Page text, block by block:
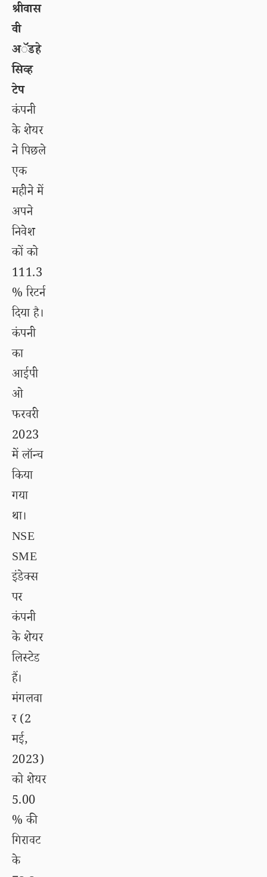
श्रीवास
वी
अॅडहे
सिव्ह
टेप
कंपनी
के शेयर
ने पिछले
एक
महीने में
अपने
निवेश
कों को
111.3
% रिटर्न
दिया है।
कंपनी
का
आईपी
ओ
फरवरी
2023
में लॉन्च
किया
गया
था।
NSE
SME
इंडेक्स
पर
कंपनी
के शेयर
लिस्टेड
हैं।
मंगलवा
र (2
मई,
2023)
को शेयर
5.00
% की
गिरावट
के